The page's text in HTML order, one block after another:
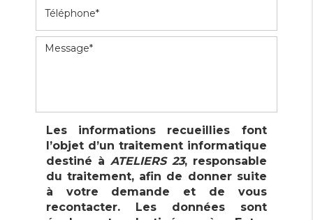
Les informations recueillies font
l’objet d’un traitement informatique
destiné à ATELIERS 23, responsable
du traitement, afin de donner suite
à votre demande et de vous
recontacter. Les données sont
Enseigne et signalétique